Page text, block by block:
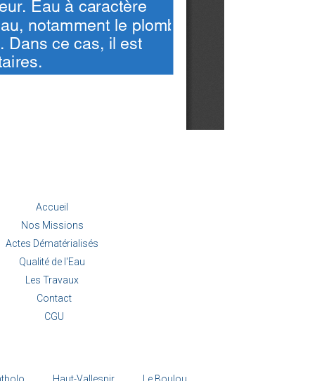
Accueil
Nos Missions
Actes Dématérialisés
Qualité de l'Eau
Les Travaux
Contact
CGU